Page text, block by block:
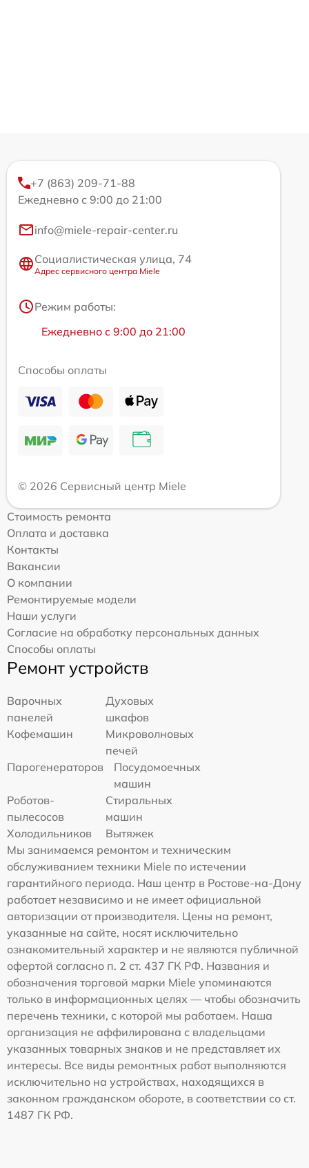
+7 (863) 209-71-88
Ежедневно с 9:00 до 21:00
info@miele-repair-center.ru
Социалистическая улица, 74
Адрес сервисного центра Miele
Режим работы:
Ежедневно с 9:00 до 21:00
Способы оплаты
© 2026 Сервисный центр Miele
Стоимость ремонта
Оплата и доставка
Контакты
Вакансии
О компании
Ремонтируемые модели
Наши услуги
Согласие на обработку персональных данных
Способы оплаты
Ремонт устройств
Варочных
панелей
Духовых
шкафов
Кофемашин
Микроволновых
печей
Парогенераторов
Посудомоечных
машин
Роботов-
пылесосов
Стиральных
машин
Холодильников
Вытяжек
Мы занимаемся ремонтом и техническим
обслуживанием техники Miele по истечении
гарантийного периода. Наш центр в Ростове-на-Дону
работает независимо и не имеет официальной
авторизации от производителя. Цены на ремонт,
указанные на сайте, носят исключительно
ознакомительный характер и не являются публичной
офертой согласно п. 2 ст. 437 ГК РФ. Названия и
обозначения торговой марки Miele упоминаются
только в информационных целях — чтобы обозначить
перечень техники, с которой мы работаем. Наша
организация не аффилирована с владельцами
указанных товарных знаков и не представляет их
интересы. Все виды ремонтных работ выполняются
исключительно на устройствах, находящихся в
законном гражданском обороте, в соответствии со ст.
1487 ГК РФ.